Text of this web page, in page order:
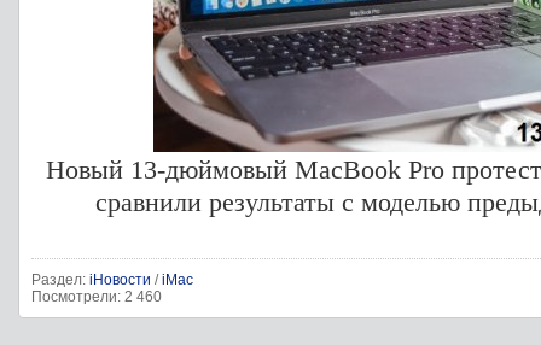
Новый 13-дюймовый MacBook Pro
сравнили результаты с моделью
Раздел: iНовости /iMac
Посмотрели: 2 460